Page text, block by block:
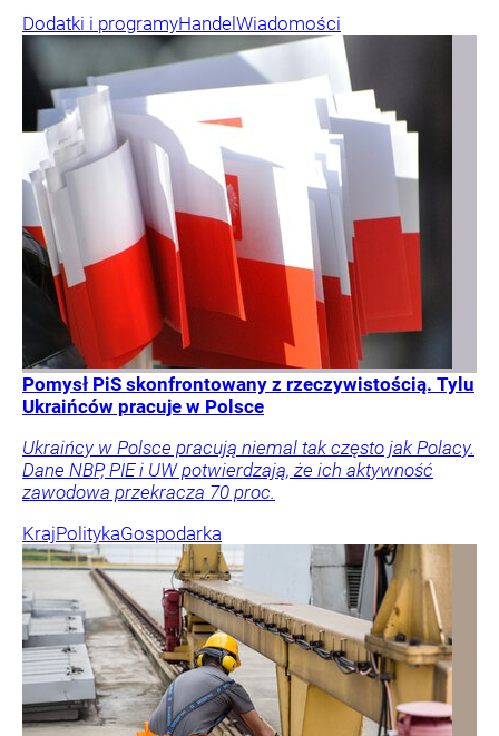
Dodatki i programyHandelWiadomości
Pomysł PiS skonfrontowany z rzeczywistością. Tylu
Ukraińców pracuje w Polsce
Ukraińcy w Polsce pracują niemal tak często jak Polacy.
Dane NBP, PIE i UW potwierdzają, że ich aktywność
zawodowa przekracza 70 proc.
KrajPolitykaGospodarka